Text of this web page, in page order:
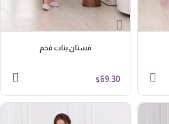
فستان بنات فخم
$69.30